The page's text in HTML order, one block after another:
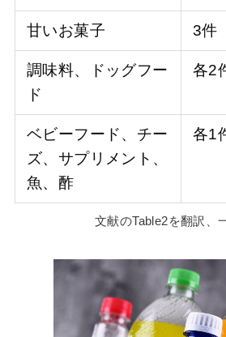
甘いお菓子 3件
調味料、ドッグフー
ド
各2
ベビーフード、チー
ズ、サプリメント、
魚、酢
各1
文献のTable2を翻訳、